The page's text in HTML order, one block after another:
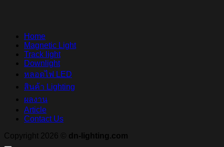
Home
Magnetic Light
Track light
Downlight
หลอดไฟ LED
สินค้า Lighting
ผลงาน
Article
Contact Us
Copyright 2026 © dn-lighting.com